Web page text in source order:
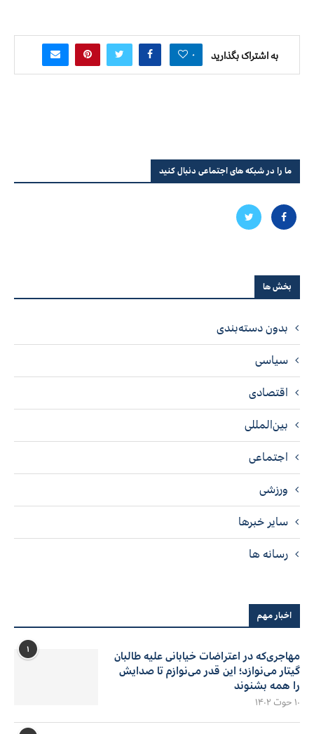
به اشتراک بگذارید ۰
ما را در شبکه های اجتماعی دنبال کنید
بخش ها
بدون دسته‌بندی
سیاسی
اقتصادی
بین‌المللی
اجتماعی
ورزشی
سایر خبرها
رسانه ها
اخبار مهم
۱
مهاجری‌که در اعتراضات خیابانی علیه طالبان
گیتار می‌نوازد؛ این قدر می‌نوازم تا صدایش
را همه بشنوند
۱۰ حوت ۱۴۰۲